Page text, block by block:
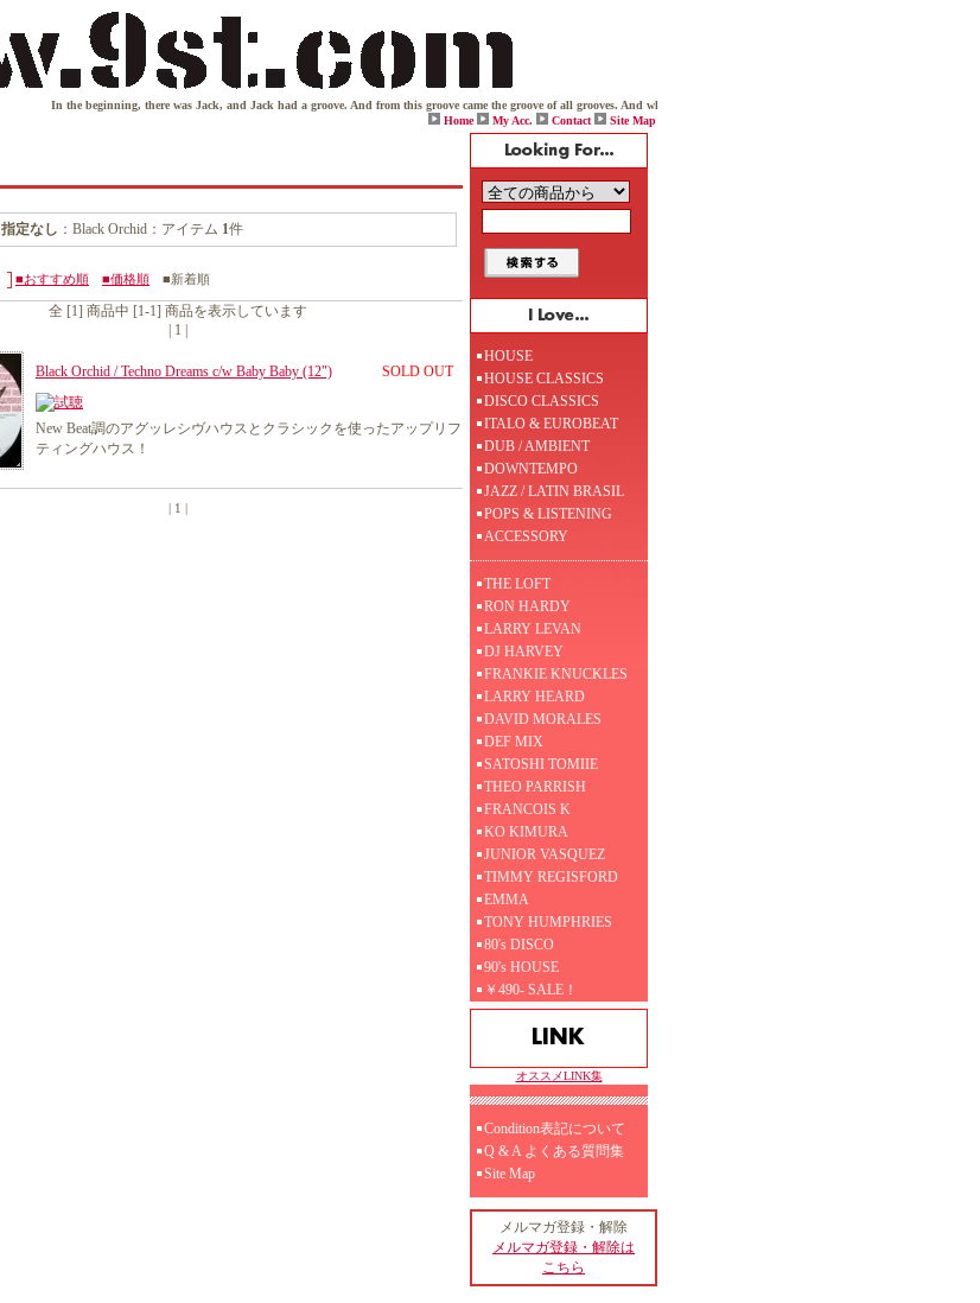
In the beginning, there was Jack, and Jack had a groove. And from this groove came the groove of all grooves. And while one day viciously throwing down on his box, Jack boldy
Home
My Acc. Contact Site Map
指定なし ：Black Orchid：アイテム 1件
■おすすめ順 ■価格順 ■新着順
全 [1] 商品中 [1-1] 商品を表示しています
| 1 |
Black Orchid / Techno Dreams c/w Baby Baby (12") SOLD OUT
New Beat調のアグッレシヴハウスとクラシックを使ったアップリフ
ティングハウス！
| 1 |
HOUSE
HOUSE CLASSICS
DISCO CLASSICS
ITALO & EUROBEAT
DUB / AMBIENT
DOWNTEMPO
JAZZ / LATIN BRASIL
POPS & LISTENING
ACCESSORY
THE LOFT
RON HARDY
LARRY LEVAN
DJ HARVEY
FRANKIE KNUCKLES
LARRY HEARD
DAVID MORALES
DEF MIX
SATOSHI TOMIIE
THEO PARRISH
FRANCOIS K
KO KIMURA
JUNIOR VASQUEZ
TIMMY REGISFORD
EMMA
TONY HUMPHRIES
80's DISCO
90's HOUSE
￥490- SALE！
オススメLINK集
Condition表記について
Q & A よくある質問集
Site Map
メルマガ登録・解除
メルマガ登録・解除は
こちら